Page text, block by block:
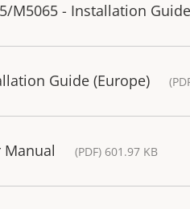
M5065 - Installation Guide
Guide (Europe)
Manual (PDF) 601.97 KB